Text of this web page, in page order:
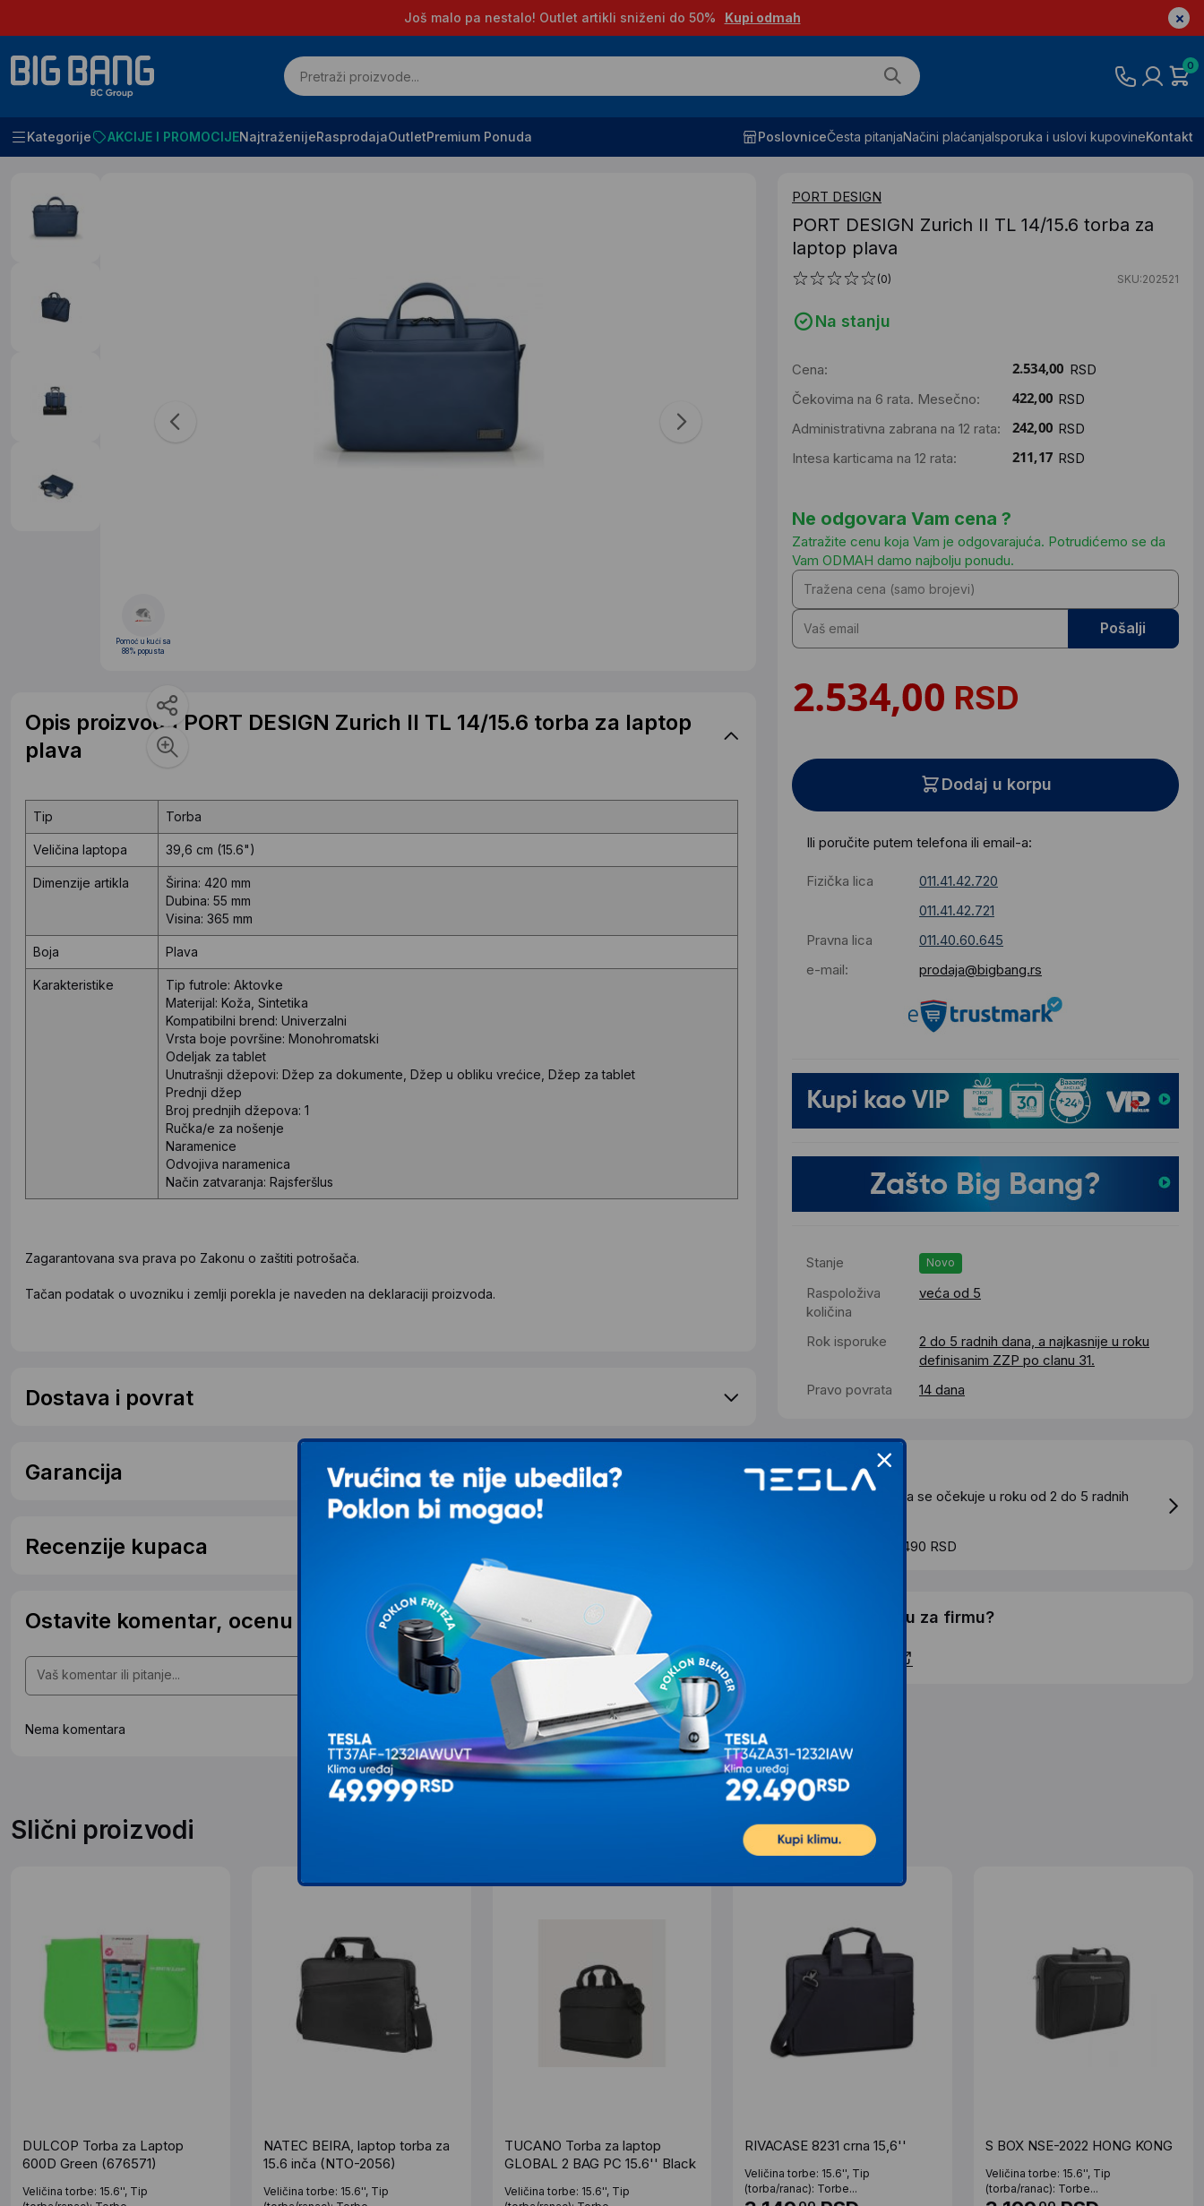
Još malo pa nestalo! Outlet artikli sniženi do 50% Kupi odmah
0
Kategorije AKCIJE I PROMOCIJENajtraženijeRasprodajaOutletPremium Ponuda PoslovniceČesta pitanjaNačini plaćanjaIsporuka i uslovi kupovineKontakt
Početna Laptopovi i tableti Torbe i rancevi
PORT DESIGN
PORT DESIGN Zurich II TL 14/15.6 torba za
laptop plava
(0) SKU:202521
Na stanju
Cena:
RSD
Čekovima na 6 rata. Mesečno:
RSD
Administrativna zabrana na 12 rata:
RSD
Intesa karticama na 12 rata:
RSD
Ne odgovara Vam cena ?
Zatražite cenu koja Vam je odgovarajuća. Potrudićemo se da
Vam ODMAH damo najbolju ponudu.
Pošalji
RSD
Dodaj u korpu
Ili poručite putem telefona ili email-a:
Fizička lica
011.41.42.720
011.41.42.721
Pravna lica
011.40.60.645
e-mail:
prodaja@bigbang.rs
Stanje Novo
Raspoloživa
količina
veća od 5
Rok isporuke
2 do 5 radnih dana, a najkasnije u roku
definisanim ZZP po clanu 31.
Pravo povrata
14 dana
Dostava
Standardna dostava se očekuje u roku od 2 do 5 radnih
Troskovi dostave 490 RSD
Želite li ponudu za firmu?
Pomoć u kući sa
88% popusta
Opis proizvoda PORT DESIGN Zurich II TL 14/15.6 torba za laptop
plava
Tip Torba
Veličina laptopa 39,6 cm (15.6")
Dimenzije artikla
Širina: 420 mm
Dubina: 55 mm
Visina: 365 mm
Boja Plava
Karakteristike
Tip futrole: Aktovke
Materijal: Koža, Sintetika
Kompatibilni brend: Univerzalni
Vrsta boje površine: Monohromatski
Odeljak za tablet
Unutrašnji džepovi: Džep za dokumente, Džep u obliku vrećice, Džep za tablet
Prednji džep
Broj prednjih džepova: 1
Ručka/e za nošenje
Naramenice
Odvojiva naramenica
Način zatvaranja: Rajsferšlus
Zagarantovana sva prava po Zakonu o zaštiti potrošača.
Tačan podatak o uvozniku i zemlji porekla je naveden na deklaraciji proizvoda.
Dostava i povrat
Garancija
Recenzije kupaca
Ostavite komentar, ocenu ili postavite pitanje
Nema komentara
Slični proizvodi
DULCOP Torba za Laptop
600D Green (676571)
Veličina torbe: 15.6'', Tip
NATEC BEIRA, laptop torba za
15.6 inča (NTO-2056)
Veličina torbe: 15.6'', Tip
TUCANO Torba za laptop
GLOBAL 2 BAG PC 15.6'' Black
Veličina torbe: 15.6'', Tip
RIVACASE 8231 crna 15,6''
Veličina torbe: 15.6'', Tip
(torba/ranac): Torbe...
S BOX NSE-2022 HONG KONG
Veličina torbe: 15.6'', Tip
(torba/ranac): Torbe...